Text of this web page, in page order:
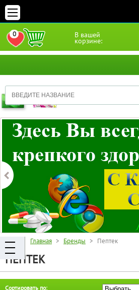
В вашей
корзине:
0
ПЕРЕЙТИ В ИЗБРАННОЕ
Главная > Бренды > Пептек
ПЕПТЕК
Сортировать по: